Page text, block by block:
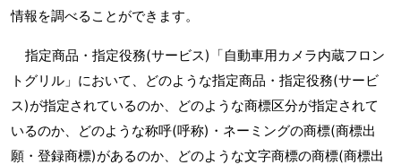
情報を調べることができます。
指定商品・指定役務(サービス)「自動車用カメラ内蔵フロン
トグリル」において、どのような指定商品・指定役務(サービ
ス)が指定されているのか、どのような商標区分が指定されて
いるのか、どのような称呼(呼称)・ネーミングの商標(商標出
願・登録商標)があるのか、どのような文字商標の商標(商標出